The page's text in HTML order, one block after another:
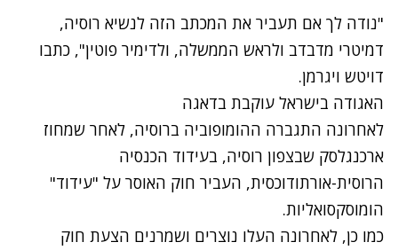
"נודה לך אם תעביר את המכתב הזה לנשיא רוסיה,
דמיטרי מדבדב ולראש הממשלה, ולדימיר פוטין", כתבו
דויטש ויגרמן.
האגודה בישראל עוקבת בדאגה
לאחרונה התגברה ההומופוביה ברוסיה, לאחר שמחוז
ארכנגלסק שבצפון רוסיה, בעידוד הכנסיה
הרוסית-אורתודוכסית, העביר חוק האוסר על "עידוד"
הומוסקסואליות.
כמו כן, לאחרונה העלו נוצרים ושמרנים הצעת חוק